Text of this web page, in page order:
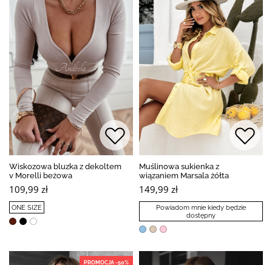
Wiskozowa bluzka z dekoltem
v Morelli beżowa
109,99 zł
ONE SIZE
Muślinowa sukienka z
wiązaniem Marsala żółta
149,99 zł
Powiadom mnie kiedy będzie
dostępny
PROMOCJA -50%